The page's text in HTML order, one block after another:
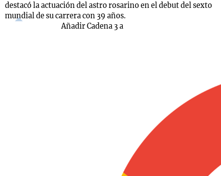
destacó la actuación del astro rosarino en el debut del sexto
mundial de su carrera con 39 años.
Añadir Cadena 3 a